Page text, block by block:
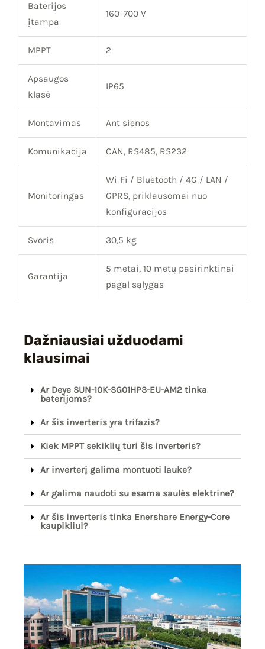
Baterijos
įtampa
160–700 V
MPPT 2
Apsaugos
klasė
IP65
Montavimas Ant sienos
Komunikacija CAN, RS485, RS232
Monitoringas
Wi-Fi / Bluetooth / 4G / LAN /
GPRS, priklausomai nuo
konfigūracijos
Svoris 30,5 kg
Garantija
5 metai, 10 metų pasirinktinai
pagal sąlygas
Dažniausiai užduodami
klausimai
Ar Deye SUN-10K-SG01HP3-EU-AM2 tinka
baterijoms?
Ar šis inverteris yra trifazis?
Kiek MPPT sekiklių turi šis inverteris?
Ar inverterį galima montuoti lauke?
Ar galima naudoti su esama saulės elektrine?
Ar šis inverteris tinka Enershare Energy-Core
kaupikliui?